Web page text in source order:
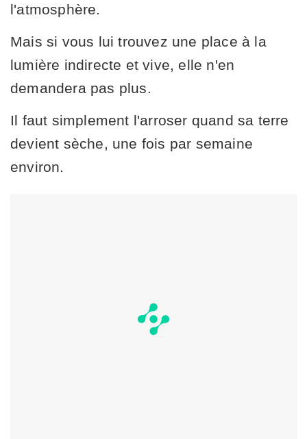
l'atmosphère.
Mais si vous lui trouvez une place à la
lumière indirecte et vive, elle n'en
demandera pas plus.
Il faut simplement l'arroser quand sa terre
devient sèche, une fois par semaine
environ.